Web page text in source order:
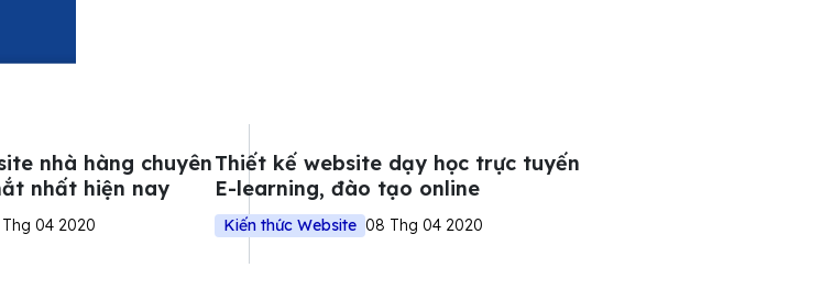
nhà hàng chuyên
nhất hiện nay
Thg 04 2020
Thiết kế website dạy học trực tuyến
E-learning, đào tạo online
Kiến thức Website 08 Thg 04 2020